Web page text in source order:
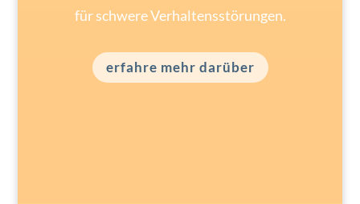
für schwere Verhaltensstörungen.
erfahre mehr darüber